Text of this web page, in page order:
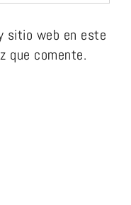
sitio web en este
que comente.